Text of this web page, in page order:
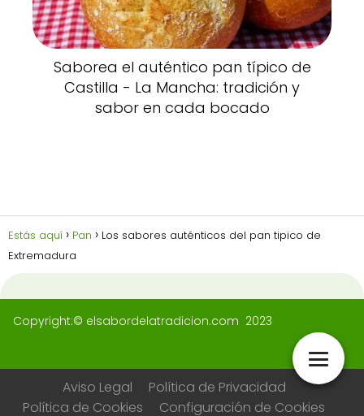
Saborea el auténtico pan típico de
Castilla - La Mancha: tradición y
sabor en cada bocado
Estás aquí Pan
Los sabores auténticos del pan tipico de
Extremadura
Copyright:© elsabordelatradicion.com 2023
Aviso Legal
Política de Privacidad
Política de Cookies
Configuración de Cookies